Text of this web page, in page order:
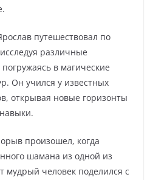
путешествовал по
различные
в магические
Он учился у известных
открывая новые горизонты
произошел, когда
шамана из одной из
мудрый человек поделился с